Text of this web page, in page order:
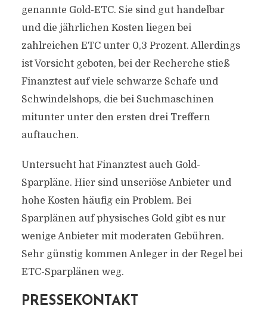
genannte Gold-ETC. Sie sind gut handelbar
und die jährlichen Kosten liegen bei
zahlreichen ETC unter 0,3 Prozent. Allerdings
ist Vorsicht geboten, bei der Recherche stieß
Finanztest auf viele schwarze Schafe und
Schwindelshops, die bei Suchmaschinen
mitunter unter den ersten drei Treffern
auftauchen.
Untersucht hat Finanztest auch Gold-
Sparpläne. Hier sind unseriöse Anbieter und
hohe Kosten häufig ein Problem. Bei
Sparplänen auf physisches Gold gibt es nur
wenige Anbieter mit moderaten Gebühren.
Sehr günstig kommen Anleger in der Regel bei
ETC-Sparplänen weg.
PRESSEKONTAKT